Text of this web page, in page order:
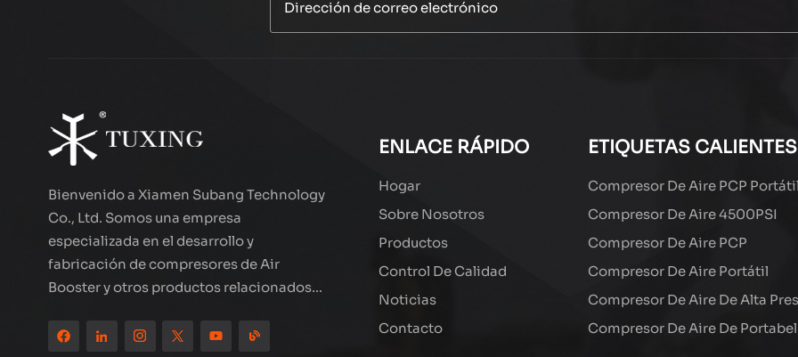
Empresor de aire
de alambre
Compresor de aire
LCD de doble
cilindro de alto
rendimiento
TXEDT032-1
LEER MÁS
Bienvenido a Xiamen Subang Technology
Co., Ltd. Somos una empresa
especializada en el desarrollo y
fabricación de compresores de Air
Booster y otros productos relacionados
productos de la marca de esmoquin han
ENLACE RÁPIDO
Hogar
Sobre Nosotros
Productos
Control De Calidad
Noticias
Contacto
ETIQUETAS CALIENTES
Compresor De Aire PCP
Compresor De Aire 4500PSI
Compresor De Aire PCP
Compresor De Aire Portátil
Compresor De Aire De Alta
Compresor De Aire De Portabel